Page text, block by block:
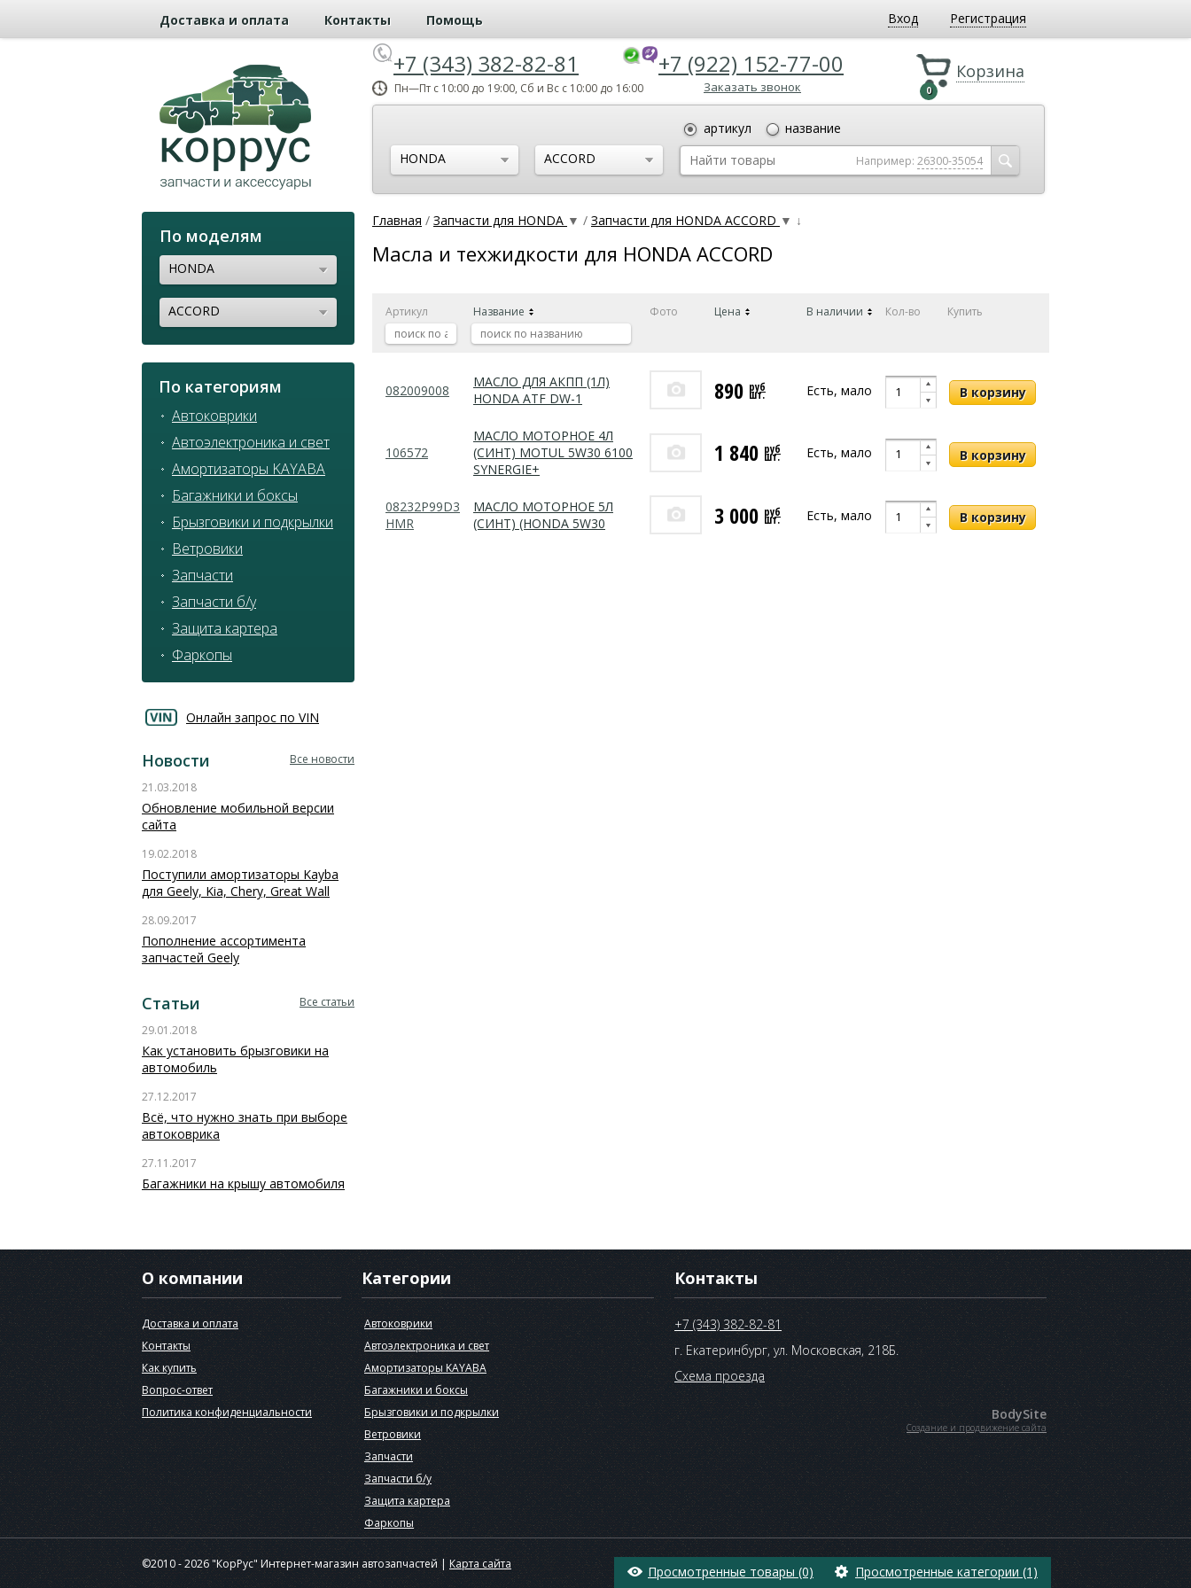
Доставка и оплата Контакты Помощь Вход Регистрация
Корзина
0
+7 (343) 382-82-81 +7 (922) 152-77-00
Пн—Пт с 10:00 до 19:00, Сб и Вс с 10:00 до 16:00 Заказать звонок
HONDA ACCORD
артикул название
Например: 26300-35054
По моделям
HONDA
ACCORD
По категориям
Автоковрики
Автоэлектроника и свет
Амортизаторы KAYABA
Багажники и боксы
Брызговики и подкрылки
Ветровики
Запчасти
Запчасти б/у
Защита картера
Фаркопы
Онлайн запрос по VIN
Новости
Все новости
21.03.2018
Обновление мобильной версии
сайта
19.02.2018
Поступили амортизаторы Kayba
для Geely, Kia, Chery, Great Wall
28.09.2017
Пополнение ассортимента
запчастей Geely
Статьи
Все статьи
29.01.2018
Как установить брызговики на
автомобиль
27.12.2017
Всё, что нужно знать при выборе
автоковрика
27.11.2017
Багажники на крышу автомобиля
Главная / Запчасти для HONDA ▼ / Запчасти для HONDA ACCORD ▼ ↓
Масла и техжидкости для HONDA ACCORD
Артикул Название Фото Цена В наличии Кол-во Купить
082009008
МАСЛО ДЛЯ АКПП (1Л)
HONDA ATF DW-1
890 руб
шт. Есть, мало
106572
МАСЛО МОТОРНОЕ 4Л
(СИНТ) MOTUL 5W30 6100
SYNERGIE+
1 840 руб
шт. Есть, мало
08232P99D3
HMR
МАСЛО МОТОРНОЕ 5Л
(СИНТ) (HONDA 5W30
3 000 руб
шт. Есть, мало
О компании
Доставка и оплата
Контакты
Как купить
Вопрос-ответ
Политика конфиденциальности
Категории
Автоковрики
Автоэлектроника и свет
Амортизаторы KAYABA
Багажники и боксы
Брызговики и подкрылки
Ветровики
Запчасти
Запчасти б/у
Защита картера
Фаркопы
Контакты
+7 (343) 382-82-81
г. Екатеринбург, ул. Московская, 218Б.
Схема проезда
BodySite
Создание и продвижение сайта
©2010 - 2026 "КорРус" Интернет-магазин автозапчастей | Карта сайта Просмотренные товары (0) Просмотренные категории (1)